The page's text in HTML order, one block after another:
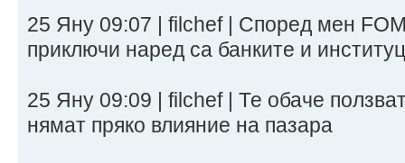
25 Яну 09:07 | filchef | Според мен
приключи наред са банките и
25 Яну 09:09 | filchef | Те обаче
нямат пряко влияние на пазара